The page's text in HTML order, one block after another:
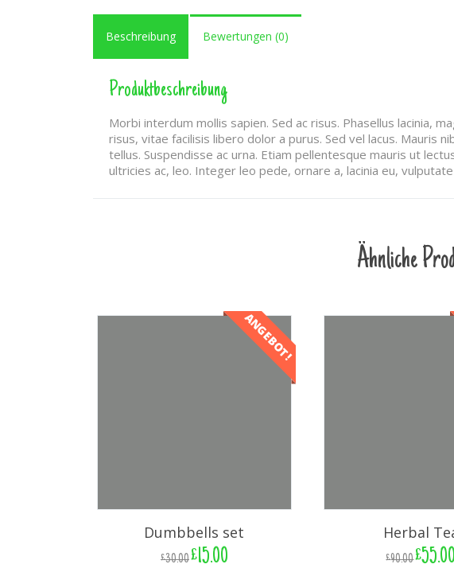
Beschreibung Bewertungen (0)
Produktbeschreibung
Morbi interdum mollis sapien. Sed ac risus. Phasellus lacinia,
risus, vitae facilisis libero dolor a purus. Sed vel lacus. Mauris
tellus. Suspendisse ac urna. Etiam pellentesque mauris ut
ultricies ac, leo. Integer leo pede, ornare a, lacinia eu, vulputate
Ähnliche
ANGEBOT!
Dumbbells set
£30.00£15.00
Herbal
£90.00£55.00